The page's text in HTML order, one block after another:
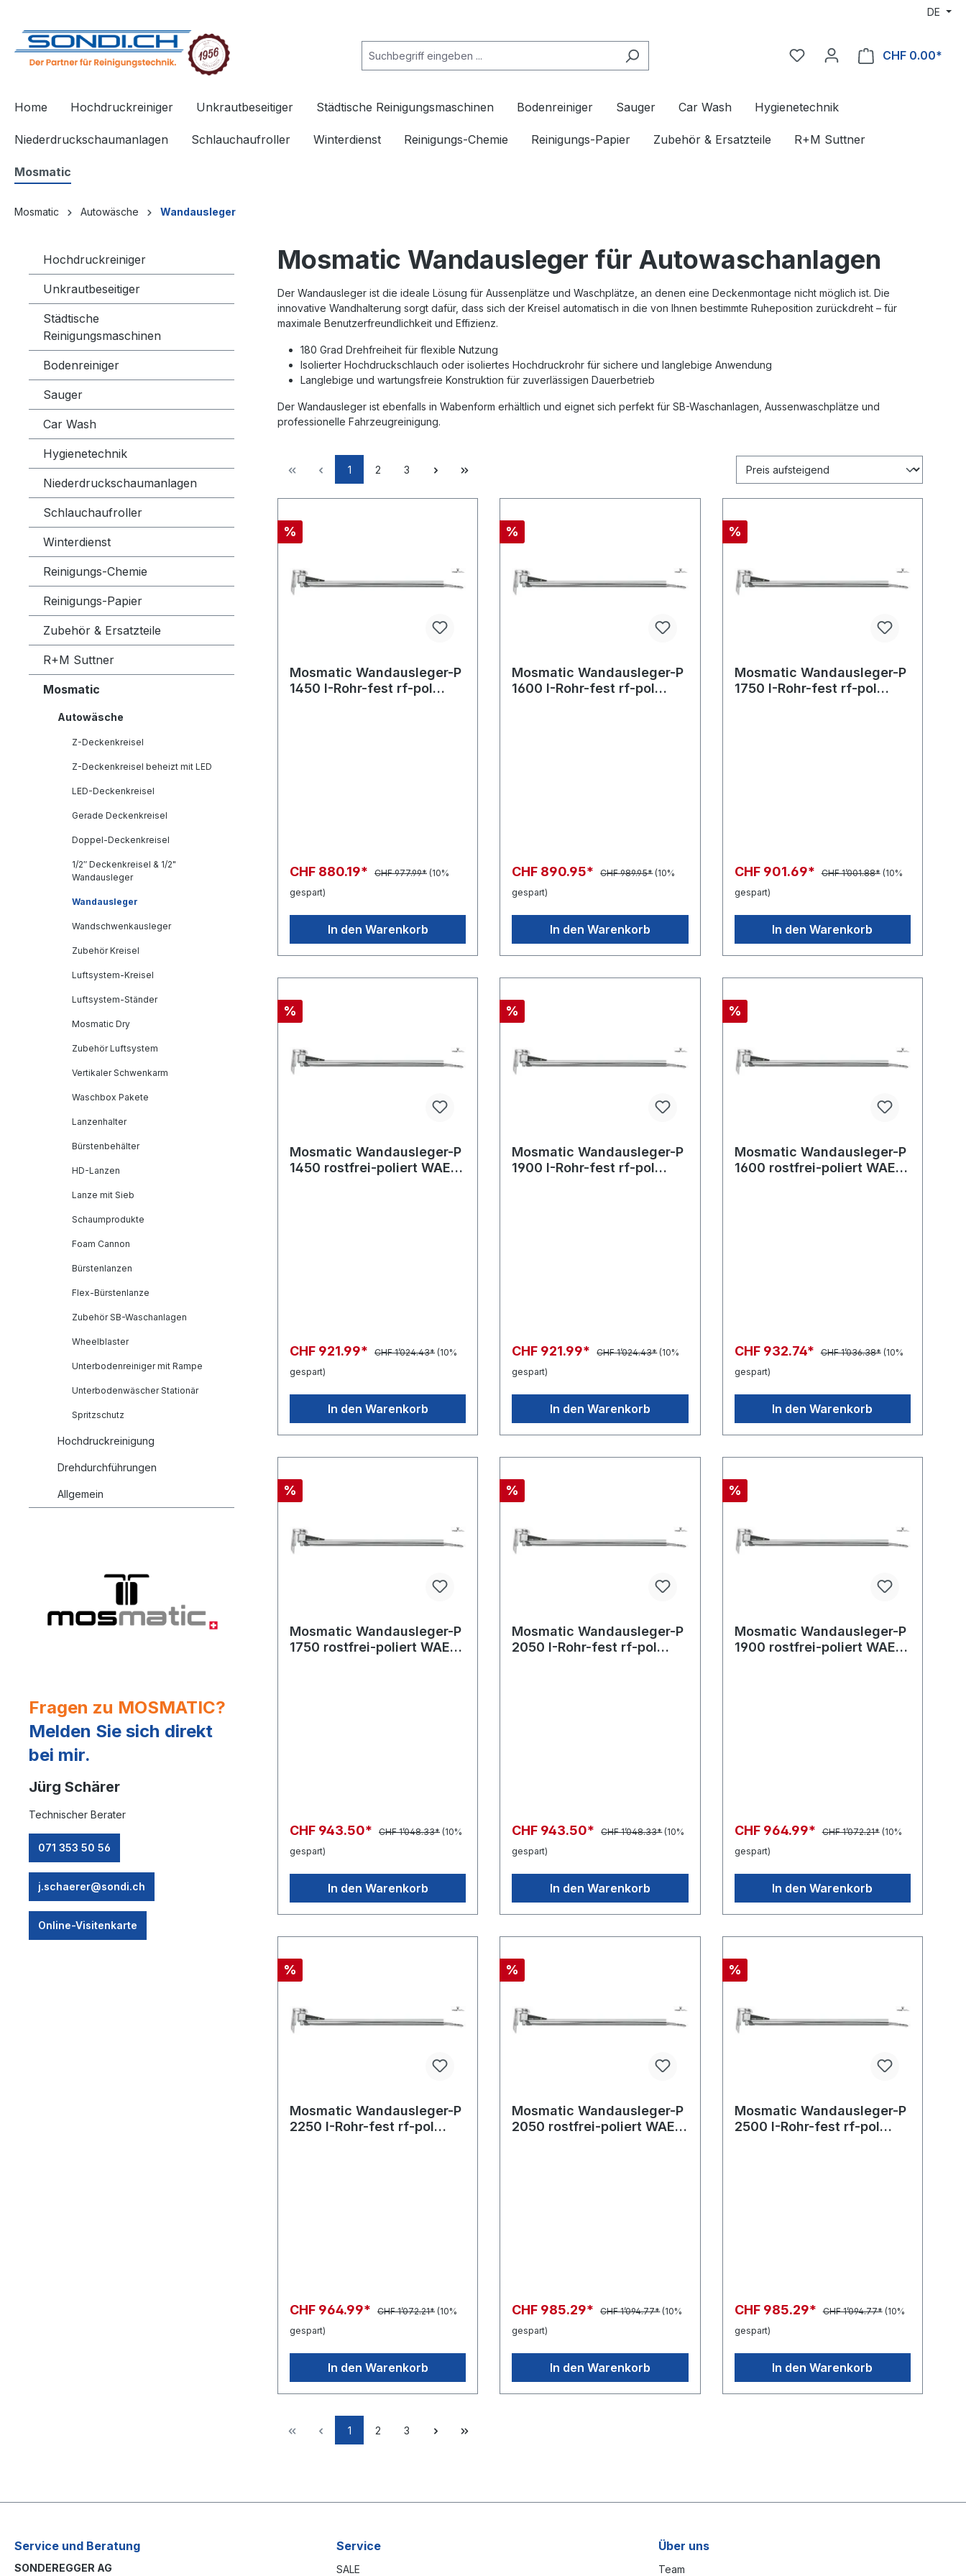
DE
CHF 0.00*
Home Hochdruckreiniger Unkrautbeseitiger Städtische Reinigungsmaschinen Bodenreiniger Sauger Car Wash Hygienetechnik
Niederdruckschaumanlagen Schlauchaufroller Winterdienst Reinigungs-Chemie Reinigungs-Papier Zubehör & Ersatzteile R+M Suttner
Mosmatic
Mosmatic Autowäsche Wandausleger
Hochdruckreiniger
Unkrautbeseitiger
Städtische
Reinigungsmaschinen
Bodenreiniger
Sauger
Car Wash
Hygienetechnik
Niederdruckschaumanlagen
Schlauchaufroller
Winterdienst
Reinigungs-Chemie
Reinigungs-Papier
Zubehör & Ersatzteile
R+M Suttner
Mosmatic
Autowäsche
Z-Deckenkreisel
Z-Deckenkreisel beheizt mit LED
LED-Deckenkreisel
Gerade Deckenkreisel
Doppel-Deckenkreisel
1/2″ Deckenkreisel & 1/2"
Wandausleger
Wandausleger
Wandschwenkausleger
Zubehör Kreisel
Luftsystem-Kreisel
Luftsystem-Ständer
Mosmatic Dry
Zubehör Luftsystem
Vertikaler Schwenkarm
Waschbox Pakete
Lanzenhalter
Bürstenbehälter
HD-Lanzen
Lanze mit Sieb
Schaumprodukte
Foam Cannon
Bürstenlanzen
Flex-Bürstenlanze
Zubehör SB-Waschanlagen
Wheelblaster
Unterbodenreiniger mit Rampe
Unterbodenwäscher Stationär
Spritzschutz
Hochdruckreinigung
Drehdurchführungen
Allgemein
Fragen zu MOSMATIC?
Melden Sie sich direkt
bei mir.
Jürg Schärer
Technischer Berater
071 353 50 56
j.schaerer@sondi.ch
Online-Visitenkarte
Mosmatic Wandausleger für Autowaschanlagen
Der Wandausleger ist die ideale Lösung für Aussenplätze und Waschplätze, an denen eine Deckenmontage nicht möglich ist. Die
innovative Wandhalterung sorgt dafür, dass sich der Kreisel automatisch in die von Ihnen bestimmte Ruheposition zurückdreht – für
maximale Benutzerfreundlichkeit und Effizienz.
180 Grad Drehfreiheit für flexible Nutzung
Isolierter Hochdruckschlauch oder isoliertes Hochdruckrohr für sichere und langlebige Anwendung
Langlebige und wartungsfreie Konstruktion für zuverlässigen Dauerbetrieb
Der Wandausleger ist ebenfalls in Wabenform erhältlich und eignet sich perfekt für SB-Waschanlagen, Aussenwaschplätze und
professionelle Fahrzeugreinigung.
1 2 3
%
Mosmatic Wandausleger-P
1450 I-Rohr-fest rf-pol
CHF 880.19* CHF 977.99* (10%
gespart)
In den Warenkorb
%
Mosmatic Wandausleger-P
1600 I-Rohr-fest rf-pol
CHF 890.95* CHF 989.95* (10%
gespart)
In den Warenkorb
%
Mosmatic Wandausleger-P
1750 I-Rohr-fest rf-pol
CHF 901.69* CHF 1’001.88* (10%
gespart)
In den Warenkorb
%
Mosmatic Wandausleger-P
1450 rostfrei-poliert WAEo
CHF 921.99* CHF 1’024.43* (10%
gespart)
In den Warenkorb
%
Mosmatic Wandausleger-P
1900 I-Rohr-fest rf-pol
CHF 921.99* CHF 1’024.43* (10%
gespart)
In den Warenkorb
%
Mosmatic Wandausleger-P
1600 rostfrei-poliert WAEo
CHF 932.74* CHF 1’036.38* (10%
gespart)
In den Warenkorb
%
Mosmatic Wandausleger-P
1750 rostfrei-poliert WAEo
CHF 943.50* CHF 1’048.33* (10%
gespart)
In den Warenkorb
%
Mosmatic Wandausleger-P
2050 I-Rohr-fest rf-pol
CHF 943.50* CHF 1’048.33* (10%
gespart)
In den Warenkorb
%
Mosmatic Wandausleger-P
1900 rostfrei-poliert WAEo
CHF 964.99* CHF 1’072.21* (10%
gespart)
In den Warenkorb
%
Mosmatic Wandausleger-P
2250 I-Rohr-fest rf-pol
CHF 964.99* CHF 1’072.21* (10%
gespart)
In den Warenkorb
%
Mosmatic Wandausleger-P
2050 rostfrei-poliert WAEo
CHF 985.29* CHF 1’094.77* (10%
gespart)
In den Warenkorb
%
Mosmatic Wandausleger-P
2500 I-Rohr-fest rf-pol
CHF 985.29* CHF 1’094.77* (10%
gespart)
In den Warenkorb
1 2 3
Service und Beratung
SONDEREGGER AG
Service
SALE
Über uns
Team